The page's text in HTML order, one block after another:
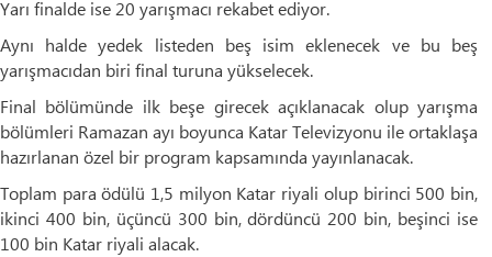
Yarı finalde ise 20 yarışmacı rekabet ediyor.
Aynı halde yedek listeden beş isim eklenecek ve bu beş
yarışmacıdan biri final turuna yükselecek.
Final bölümünde ilk beşe girecek açıklanacak olup yarışma
bölümleri Ramazan ayı boyunca Katar Televizyonu ile ortaklaşa
hazırlanan özel bir program kapsamında yayınlanacak.
Toplam para ödülü 1,5 milyon Katar riyali olup birinci 500 bin,
ikinci 400 bin, üçüncü 300 bin, dördüncü 200 bin, beşinci ise
100 bin Katar riyali alacak.